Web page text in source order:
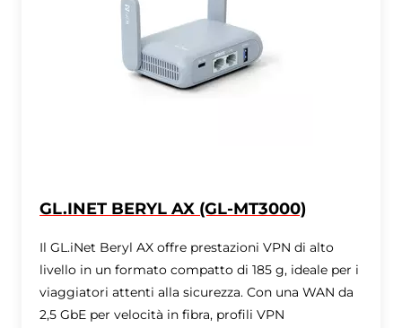
GL.INET BERYL AX (GL-MT3000)
Il GL.iNet Beryl AX offre prestazioni VPN di alto
livello in un formato compatto di 185 g, ideale per i
viaggiatori attenti alla sicurezza. Con una WAN da
2,5 GbE per velocità in fibra, profili VPN